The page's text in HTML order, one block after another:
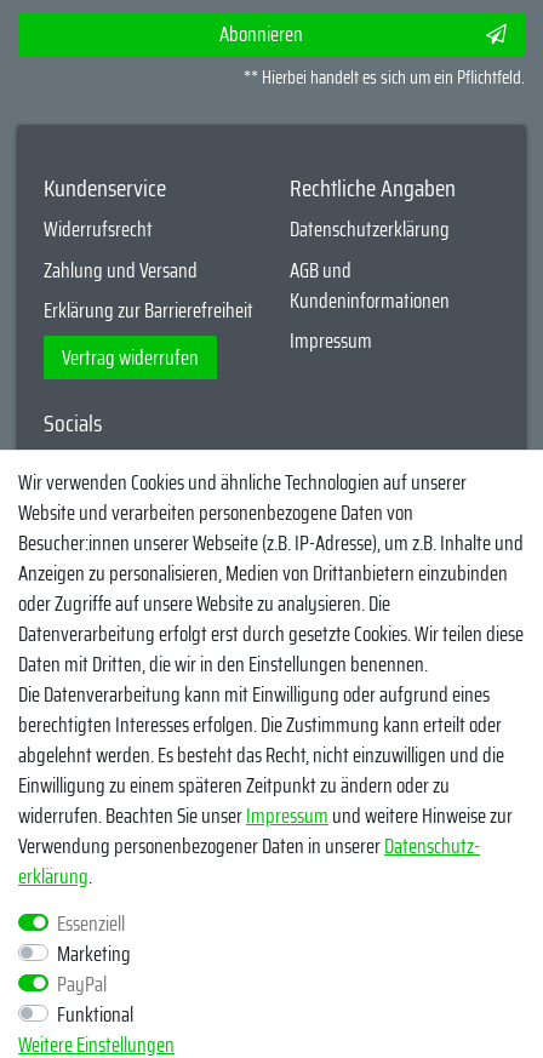
Abonnieren
** Hierbei handelt es sich um ein Pflichtfeld.
Kundenservice
Widerrufsrecht
Zahlung und Versand
Erklärung zur Barrierefreiheit
Vertrag widerrufen
Rechtliche Angaben
Datenschutzerklärung
AGB und
Kundeninformationen
Impressum
Socials
YouTube
Facebook
Instagram
TikTok
Zahlungsmethoden
Egal ob Barsch, Hecht, Zander und Co. - Riverfighters ist der
Shop für Raubfischangler - Von Anglern für Angler
* Alle Preise inklusive MwSt. zzgl. Versandkosten
** Bei Variantenartikeln mit unterschiedlichen Preisen pro Variante
bezieht sich die angegebene UVP auf die Variante mit dem
niedrigsten Preis. Die UVP zu den weiteren Varianten wird bei Klick
Wir verwenden Cookies und ähnliche Technologien auf unserer
Website und verarbeiten personenbezogene Daten von
Besucher:innen unserer Webseite (z.B. IP-Adresse), um z.B. Inhalte und
Anzeigen zu personalisieren, Medien von Drittanbietern einzubinden
oder Zugriffe auf unsere Website zu analysieren. Die
Datenverarbeitung erfolgt erst durch gesetzte Cookies. Wir teilen diese
Daten mit Dritten, die wir in den Einstellungen benennen.
Die Datenverarbeitung kann mit Einwilligung oder aufgrund eines
berechtigten Interesses erfolgen. Die Zustimmung kann erteilt oder
abgelehnt werden. Es besteht das Recht, nicht einzuwilligen und die
Einwilligung zu einem späteren Zeitpunkt zu ändern oder zu
widerrufen. Beachten Sie unserImpressumund weitere Hinweise zur
Verwendung personenbezogener Daten in unsererDaten­schutz­
erklärung.
Essenziell
Marketing
PayPal
Funktional
Weitere Einstellungen